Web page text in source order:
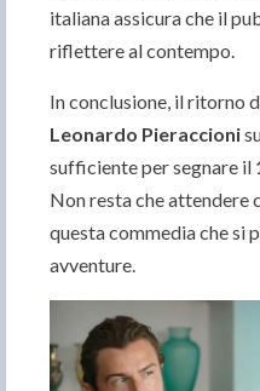
italiana assicura che il
riflettere al contempo.
In conclusione, il ritorno
Leonardo Pieraccioni
sufficiente per segnare il
Non resta che attendere
questa commedia che si
avventure.